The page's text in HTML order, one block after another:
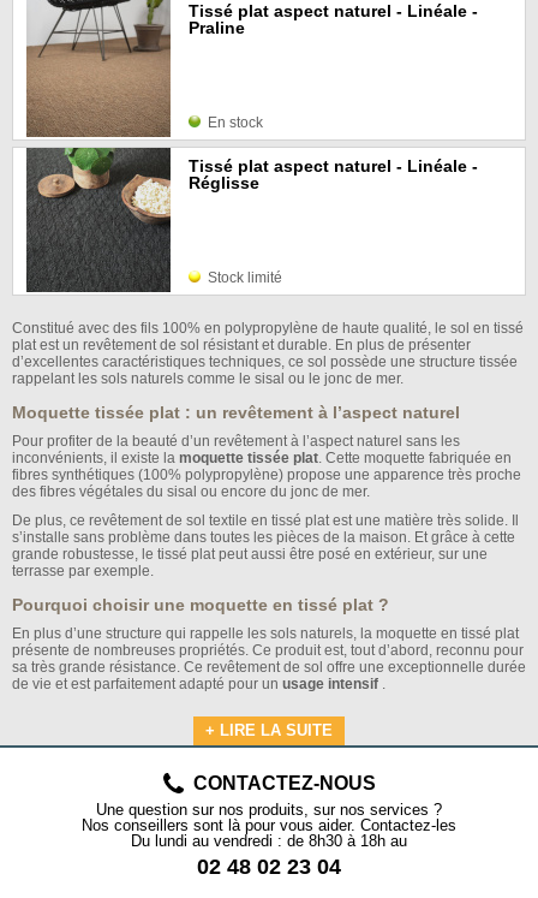
Tissé plat aspect naturel - Linéale -
Praline
En stock
Tissé plat aspect naturel - Linéale -
Réglisse
Stock limité
Constitué avec des fils 100% en polypropylène de haute qualité, le sol en tissé
plat est un revêtement de sol résistant et durable. En plus de présenter
d’excellentes caractéristiques techniques, ce sol possède une structure tissée
rappelant les sols naturels comme le sisal ou le jonc de mer.
Moquette tissée plat : un revêtement à l’aspect naturel
Pour profiter de la beauté d’un revêtement à l’aspect naturel sans les
inconvénients, il existe la moquette tissée plat. Cette moquette fabriquée en
fibres synthétiques (100% polypropylène) propose une apparence très proche
des fibres végétales du sisal ou encore du jonc de mer.
De plus, ce revêtement de sol textile en tissé plat est une matière très solide. Il
s’installe sans problème dans toutes les pièces de la maison. Et grâce à cette
grande robustesse, le tissé plat peut aussi être posé en extérieur, sur une
terrasse par exemple.
Pourquoi choisir une moquette en tissé plat ?
En plus d’une structure qui rappelle les sols naturels, la moquette en tissé plat
présente de nombreuses propriétés. Ce produit est, tout d’abord, reconnu pour
sa très grande résistance. Ce revêtement de sol offre une exceptionnelle durée
de vie et est parfaitement adapté pour un usage intensif .
+ LIRE LA SUITE
CONTACTEZ-NOUS
Une question sur nos produits, sur nos services ?
Nos conseillers sont là pour vous aider. Contactez-les
Du lundi au vendredi : de 8h30 à 18h au
02 48 02 23 04